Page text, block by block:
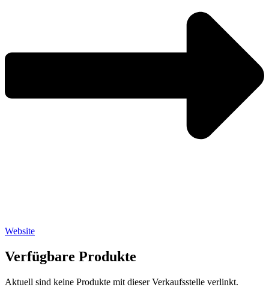
Website
Verfügbare Produkte
Aktuell sind keine Produkte mit dieser Verkaufsstelle verlinkt.